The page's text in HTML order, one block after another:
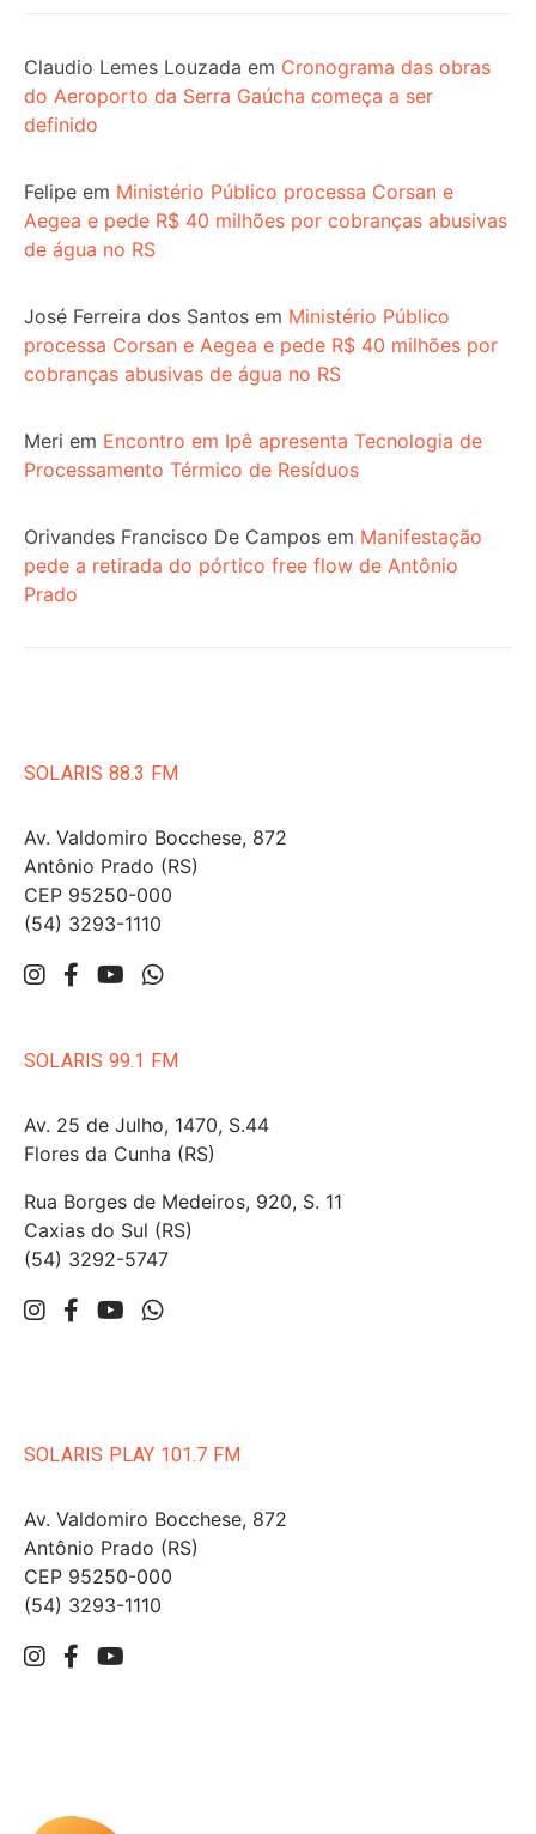
Claudio Lemes Louzada em Cronograma das obras
do Aeroporto da Serra Gaúcha começa a ser
definido
Felipe em Ministério Público processa Corsan e
Aegea e pede R$ 40 milhões por cobranças abusivas
de água no RS
José Ferreira dos Santos em Ministério Público
processa Corsan e Aegea e pede R$ 40 milhões por
cobranças abusivas de água no RS
Meri em Encontro em Ipê apresenta Tecnologia de
Processamento Térmico de Resíduos
Orivandes Francisco De Campos em Manifestação
pede a retirada do pórtico free flow de Antônio
Prado
SOLARIS 88.3 FM
Av. Valdomiro Bocchese, 872
Antônio Prado (RS)
CEP 95250-000
(54) 3293-1110
SOLARIS 99.1 FM
Av. 25 de Julho, 1470, S.44
Flores da Cunha (RS)
Rua Borges de Medeiros, 920, S. 11
Caxias do Sul (RS)
(54) 3292-5747
SOLARIS PLAY 101.7 FM
Av. Valdomiro Bocchese, 872
Antônio Prado (RS)
CEP 95250-000
(54) 3293-1110